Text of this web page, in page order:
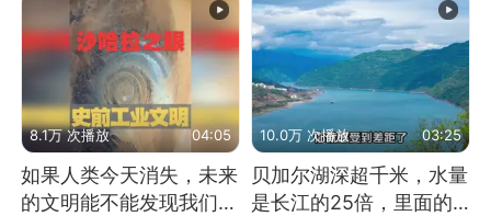
8.1万 次播放 04:05
如果人类今天消失，未来
的文明能不能发现我们存
10.0万 次播放 03:25
贝加尔湖深超千米，水量
是长江的25倍，里面的